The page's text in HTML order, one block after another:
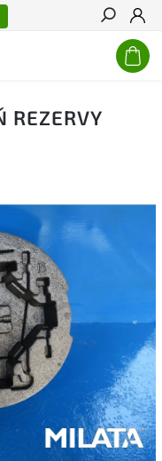
Hledat
REZERVY